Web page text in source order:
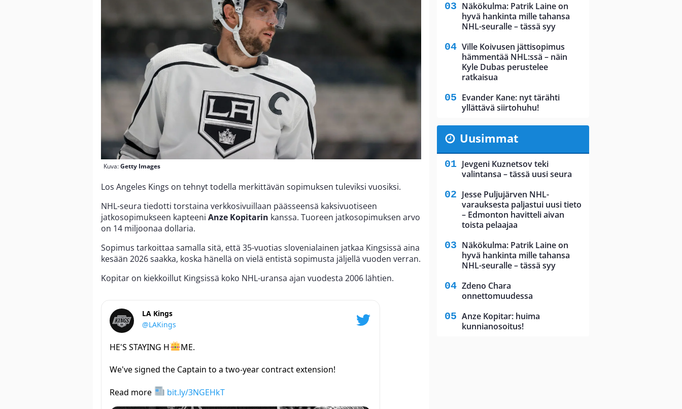
Kuva:Getty Images
Los Angeles Kings on tehnyt todella merkittävän sopimuksen tuleviksi vuosiksi.
NHL-seura tiedotti torstaina verkkosivuillaan päässeensä kaksivuotiseen
jatkosopimukseen kapteeni Anze Kopitarin kanssa. Tuoreen jatkosopimuksen arvo
on 14 miljoonaa dollaria.
Sopimus tarkoittaa samalla sitä, että 35-vuotias slovenialainen jatkaa Kingsissä aina
kesään 2026 saakka, koska hänellä on vielä entistä sopimusta jäljellä vuoden verran.
Kopitar on kiekkoillut Kingsissä koko NHL-uransa ajan vuodesta 2006 lähtien.
LA Kings
@LAKings
HE'S STAYING H
ME.
We've signed the Captain to a two-year contract extension!
Read more bit.ly/3NGEHkT
Näkökulma: Patrik Laine on
hyvä hankinta mille tahansa
NHL-seuralle – tässä syy
Ville Koivusen jättisopimus
hämmentää NHL:ssä – näin
Kyle Dubas perustelee
ratkaisua
Evander Kane: nyt tärähti
yllättävä siirtohuhu!
Uusimmat
Jevgeni Kuznetsov teki
valintansa – tässä uusi seura
Jesse Puljujärven NHL-
varauksesta paljastui uusi tieto
– Edmonton havitteli aivan
toista pelaajaa
Näkökulma: Patrik Laine on
hyvä hankinta mille tahansa
NHL-seuralle – tässä syy
Zdeno Chara
onnettomuudessa
Anze Kopitar: huima
kunnianosoitus!